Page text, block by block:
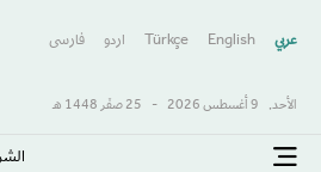
عربي English
Türkçe اردو فارسى
الأحد, 9 أغسطس 2026 - 25 صفَر 1448 هـ